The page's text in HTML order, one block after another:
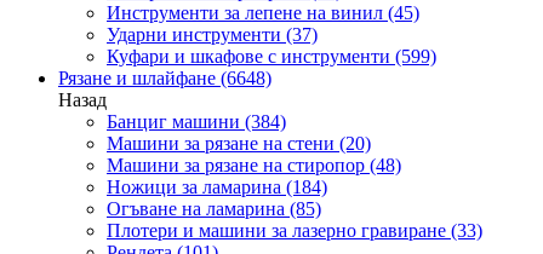
Инструменти за лепене на винил (45)
Ударни инструменти (37)
Куфари и шкафове с инструменти (599)
Рязане и шлайфане (6648)
Назад
Банциг машини (384)
Машини за рязане на стени (20)
Машини за рязане на стиропор (48)
Ножици за ламарина (184)
Огъване на ламарина (85)
Плотери и машини за лазерно гравиране (33)